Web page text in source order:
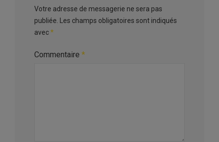
Votre adresse de messagerie ne sera pas
publiée.
Les champs obligatoires sont indiqués
avec*
Commentaire *